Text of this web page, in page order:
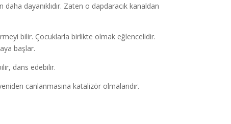
dayanıklıdır. Zaten o dapdaracık kanaldan
bilir. Çocuklarla birlikte olmak eğlencelidir.
başlar.
dans edebilir.
canlanmasına katalizör olmalarıdır.